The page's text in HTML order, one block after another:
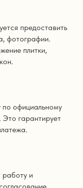
предоставить
фотографии.
плитки,
по официальному
Это гарантирует
работу и